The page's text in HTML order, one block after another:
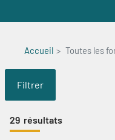
Accueil Toutes les
Filtrer
29 résultats